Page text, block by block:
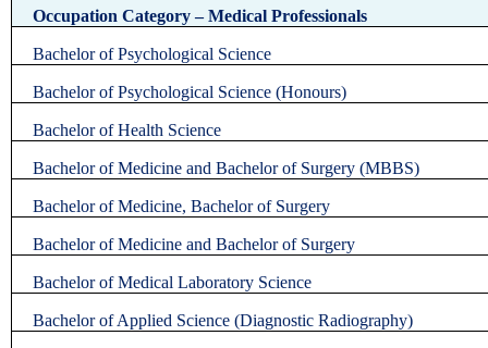
Occupation Category – Medical Professionals
Bachelor of Psychological Science
Bachelor of Psychological Science (Honours)
Bachelor of Health Science
Bachelor of Medicine and Bachelor of Surgery (MBBS)
Bachelor of Medicine, Bachelor of Surgery
Bachelor of Medicine and Bachelor of Surgery
Bachelor of Medical Laboratory Science
Bachelor of Applied Science (Diagnostic Radiography)